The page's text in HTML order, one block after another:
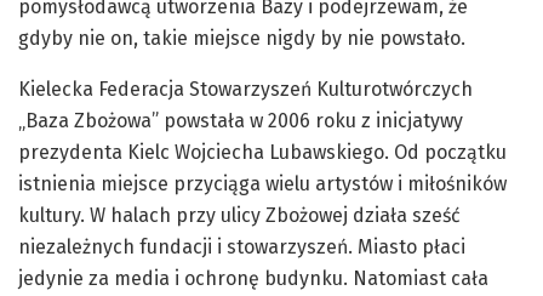
pomysłodawcą utworzenia Bazy i podejrzewam, że
gdyby nie on, takie miejsce nigdy by nie powstało.
Kielecka Federacja Stowarzyszeń Kulturotwórczych
„Baza Zbożowa” powstała w 2006 roku z inicjatywy
prezydenta Kielc Wojciecha Lubawskiego. Od początku
istnienia miejsce przyciąga wielu artystów i miłośników
kultury. W halach przy ulicy Zbożowej działa sześć
niezależnych fundacji i stowarzyszeń. Miasto płaci
jedynie za media i ochronę budynku. Natomiast cała